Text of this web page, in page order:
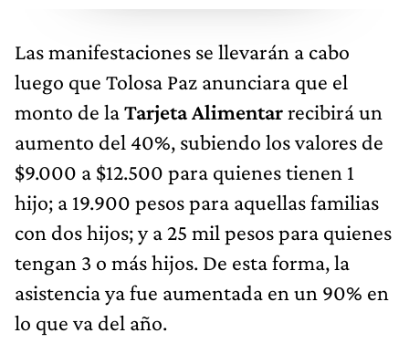
Las manifestaciones se llevarán a cabo
luego que Tolosa Paz anunciara que el
monto de laTarjeta Alimentarrecibirá un
aumento del 40%, subiendo los valores de
$9.000 a $12.500 para quienes tienen 1
hijo; a 19.900 pesos para aquellas familias
con dos hijos; y a 25 mil pesos para quienes
tengan 3 o más hijos. De esta forma, la
asistencia ya fue aumentada en un 90% en
lo que va del año.